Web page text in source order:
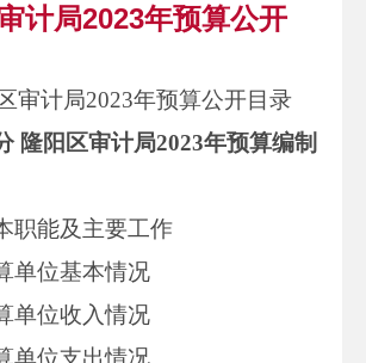
计局2023年预算公开
审计局2023年预算公开目录
隆阳区审计局2023年预算编制
职能及主要工作
单位基本情况
单位收入情况
单位支出情况